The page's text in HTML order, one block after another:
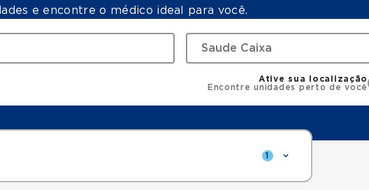
e encontre o médico ideal para você.
Ative sua localização
Encontre unidades perto de você
1